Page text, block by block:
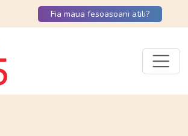
Fia maua fesoasoani atili?